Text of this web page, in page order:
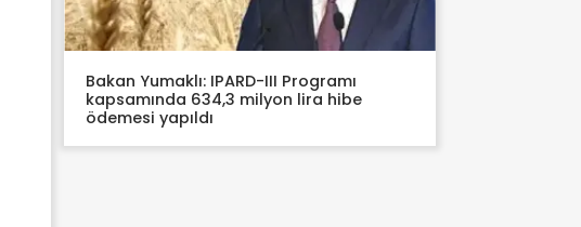
Bakan Yumaklı: IPARD-III Programı
kapsamında 634,3 milyon lira hibe
ödemesi yapıldı